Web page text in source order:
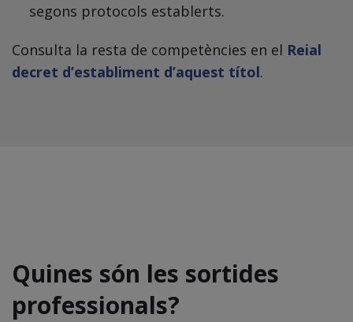
segons protocols establerts.
Consulta la resta de competències en el Reial
decret d’establiment d’aquest títol.
Quines són les sortides
professionals?